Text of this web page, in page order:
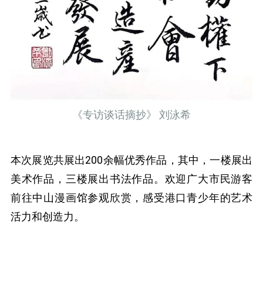
《专访谈话摘抄》 刘泳希
本次展览共展出200余幅优秀作品，其中，一楼展出
美术作品，三楼展出书法作品。欢迎广大市民游客
前往中山漫画馆参观欣赏，感受港口青少年的艺术
活力和创造力。